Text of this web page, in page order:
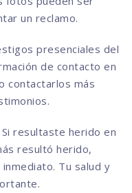
un reclamo.
presenciales del
de contacto en
contactarlos más
Si resultaste herido en
resultó herido,
Tu salud y